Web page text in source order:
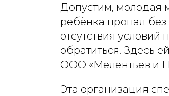
Допустим, молодая
ребёнка пропал без
отсутствия
обратиться. Здесь
ООО «Мелентьев и
Эта организация